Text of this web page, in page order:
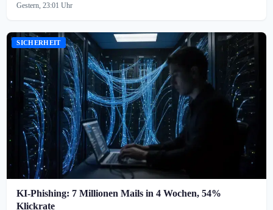
Gestern, 23:01 Uhr
SICHERHEIT
KI-Phishing: 7 Millionen Mails in 4 Wochen, 54%
Klickrate